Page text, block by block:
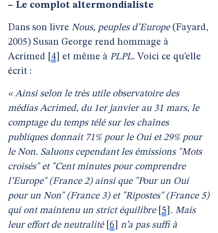
– Le complot altermondialiste
Dans son livre Nous, peuples d’Europe (Fayard,
2005) Susan George rend hommage à
Acrimed 4 et même à PLPL. Voici ce qu’elle
écrit :
« Ainsi selon le très utile observatoire des
médias Acrimed, du 1er janvier au 31 mars, le
comptage du temps télé sur les chaînes
publiques donnait 71% pour le Oui et 29% pour
le Non. Saluons cependant les émissions "Mots
croisés" et "Cent minutes pour comprendre
l’Europe" (France 2) ainsi que "Pour un Oui
pour un Non" (France 3) et "Ripostes" (France 5)
qui ont maintenu un strict équilibre[ 5 . Mais
leur effort de neutralité[ 6
n’a pas suffi à